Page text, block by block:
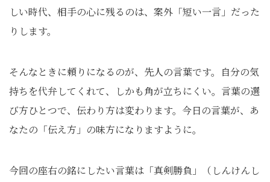
しい時代、相手の心に残るのは、案外「短い一言」だった
りします。
そんなときに頼りになるのが、先人の言葉です。自分の気
持ちを代弁してくれて、しかも角が立ちにくい。言葉の選
び方ひとつで、伝わり方は変わります。今日の言葉が、あ
なたの「伝え方」の味方になりますように。
今回の座右の銘にしたい言葉は「真剣勝負」（しんけんし